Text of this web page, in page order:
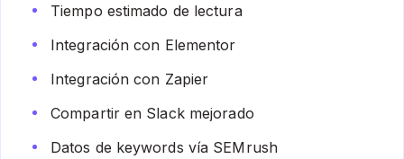
Tiempo estimado de lectura
Integración con Elementor
Integración con Zapier
Compartir en Slack mejorado
Datos de keywords vía SEMrush